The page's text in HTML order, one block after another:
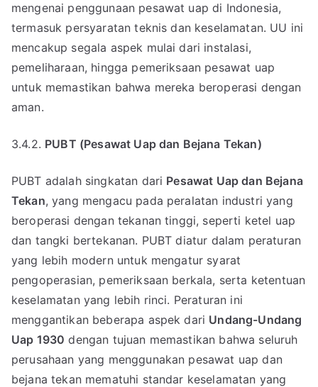
mengenai penggunaan pesawat uap di Indonesia,
termasuk persyaratan teknis dan keselamatan. UU ini
mencakup segala aspek mulai dari instalasi,
pemeliharaan, hingga pemeriksaan pesawat uap
untuk memastikan bahwa mereka beroperasi dengan
aman.
3.4.2. PUBT (Pesawat Uap dan Bejana Tekan)
PUBT adalah singkatan dari Pesawat Uap dan Bejana
Tekan, yang mengacu pada peralatan industri yang
beroperasi dengan tekanan tinggi, seperti ketel uap
dan tangki bertekanan. PUBT diatur dalam peraturan
yang lebih modern untuk mengatur syarat
pengoperasian, pemeriksaan berkala, serta ketentuan
keselamatan yang lebih rinci. Peraturan ini
menggantikan beberapa aspek dari Undang-Undang
Uap 1930 dengan tujuan memastikan bahwa seluruh
perusahaan yang menggunakan pesawat uap dan
bejana tekan mematuhi standar keselamatan yang